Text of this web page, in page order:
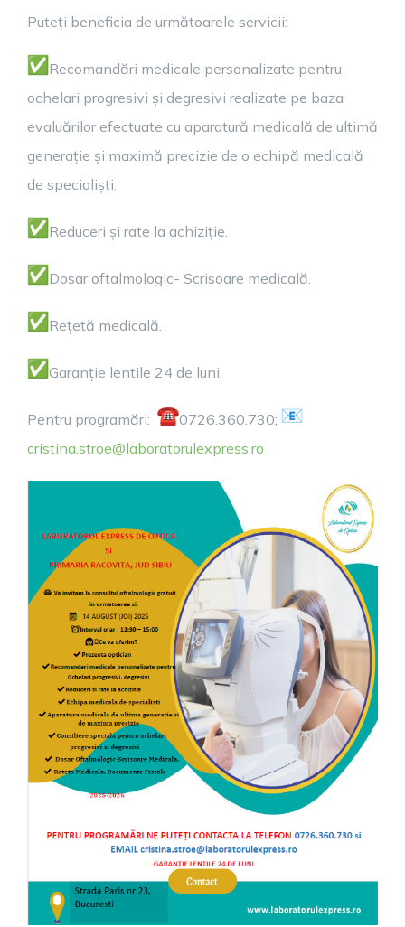
Puteți beneficia de următoarele servicii:
Recomandări medicale personalizate pentru
ochelari progresivi și degresivi realizate pe baza
evaluărilor efectuate cu aparatură medicală de ultimă
generație și maximă precizie de o echipă medicală
de specialiști.
Reduceri și rate la achiziție.
Dosar oftalmologic- Scrisoare medicală.
Rețetă medicală.
Garanție lentile 24 de luni.
Pentru programări:
0726.360.730;
cristina.stroe@laboratorulexpress.ro